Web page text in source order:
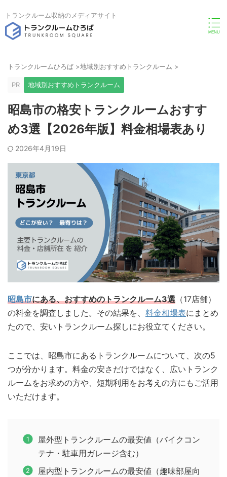
トランクルーム収納のメディアサイト
トランクルームひろば >地域別おすすめトランクルーム >
PR 地域別おすすめトランクルーム
昭島市の格安トランクルームおすす
め3選【2026年版】料金相場表あり
2026年4月19日
昭島市にある、おすすめのトランクルーム3選 （17店舗）
の料金を調査しました。その結果を、 料金相場表にまとめ
たので、安いトランクルーム探しにお役立てください。
ここでは、昭島市にあるトランクルームについて、次の5
つが分かります。料金の安さだけではなく、広いトランク
ルームをお求めの方や、短期利用をお考えの方にもご活用
いただけます。
屋外型トランクルームの最安値（バイクコン
テナ・駐車用ガレージ含む）
屋内型トランクルームの最安値（趣味部屋向